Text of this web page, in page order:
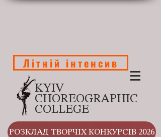
KYIV
CHOREOGRAPHIC
COLLEGE
Літній інтенсив
РОЗКЛАД ТВОРЧІХ КОНКУРСІВ 2026